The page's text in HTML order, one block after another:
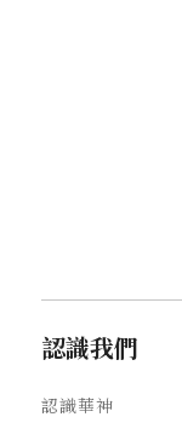
認識我們
認識華神